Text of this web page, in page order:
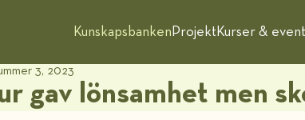
Kunskapsbanken ProjektKurser & event
3, 2023
gav lönsamhet men